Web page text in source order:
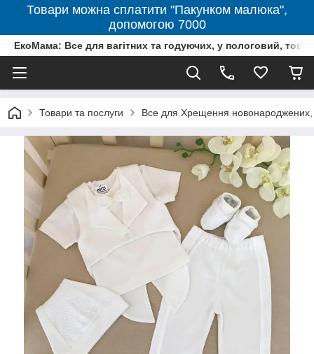
Товари можна сплатити "Пакунком малюка",
допомогою 7000
ЕкоМама: Все для вагітних та годуючих, у пологовий,
Товари та послуги Все для Хрещення новонароджених,